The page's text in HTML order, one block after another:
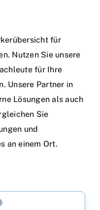
für
Nutzen Sie unsere
für Ihre
Unsere Partner in
Lösungen als auch
Sie
und
an einem Ort.